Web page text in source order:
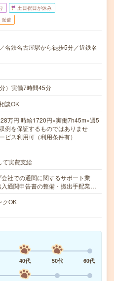
土日祝日が休み
派遣
名鉄名古屋駅から徒歩5分／近鉄名
）実働7時間45分
談OK
万円 時給1720円×実働7h45m×週5
例を保証するものではありませ
ビス利用可（利用条件有）
て実費支給
社での通関に関するサポート業
通関申告書の整備・搬出手配業…
クOK
40代 50代
60代